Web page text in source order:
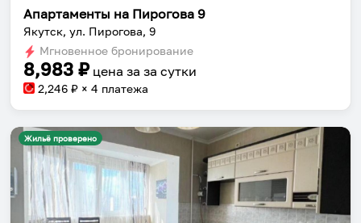
Апартаменты на Пирогова 9
Якутск, ул. Пирогова, 9
Мгновенное бронирование
8,983 ₽ цена за за сутки
2,246 ₽ × 4 платежа
Жильё проверено